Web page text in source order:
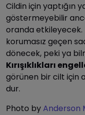
Cildin için yaptığın
göstermeyebilir
oranda etkileyecek.
korumasız geçen
dönecek, peki ya
Kırışıklıkları
görünen bir cilt için
dur.
Photo byAnderson